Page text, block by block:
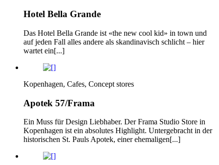
Hotel Bella Grande
Das Hotel Bella Grande ist «the new cool kid» in town und
auf jeden Fall alles andere als skandinavisch schlicht – hier
wartet ein[...]
Kopenhagen, Cafes, Concept stores
Apotek 57/Frama
Ein Muss für Design Liebhaber. Der Frama Studio Store in
Kopenhagen ist ein absolutes Highlight. Untergebracht in der
historischen St. Pauls Apotek, einer ehemaligen[...]